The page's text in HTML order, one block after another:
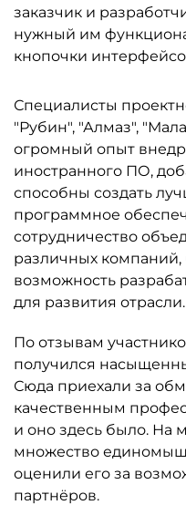
заказчик и
нужный им
кнопочки
Специалисты
"Рубин", "Алмаз",
огромный опыт
иностранного ПО,
способны создать
программное
сотрудничество
различных компаний,
возможность
для развития отрасли.
По отзывам
получился
Сюда приехали за
качественным
и оно здесь было. На
множество
оценили его за
партнёров.